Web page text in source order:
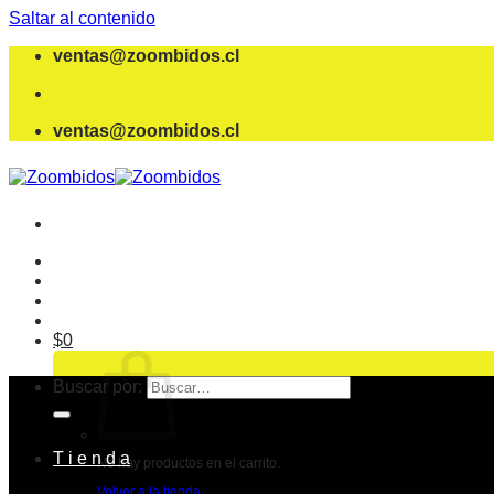
Saltar al contenido
ventas@zoombidos.cl
ventas@zoombidos.cl
$0
No hay productos en el carrito.
Buscar por:
T i e n d a